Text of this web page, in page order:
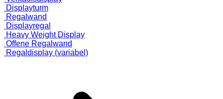
Displayturm
Regalwand
Displayregal
Heavy Weight Display
Offene Regalwand
Regaldisplay (variabel)